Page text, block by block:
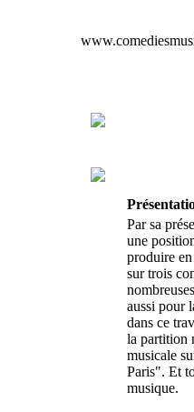
Par sa
une
produire
sur trois
aussi pour
dans ce
la partition
musicale
Paris". Et
musique.